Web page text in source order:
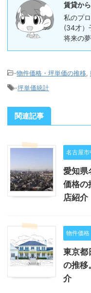
賃貸か
私のプ
(34才）
将来の
-物件価格・坪単価の推移
-坪単価統計
関連記事
名古屋市
愛知県
価格の
店紹介
物件価
東京都
の推移
介